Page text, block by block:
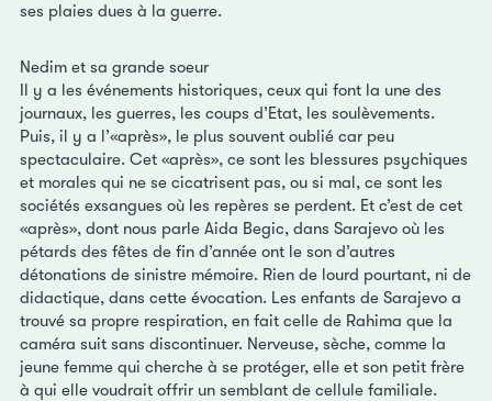
ses plaies dues à la guerre.
Nedim et sa grande soeur
Il y a les événements historiques, ceux qui font la une des
journaux, les guerres, les coups d’Etat, les soulèvements.
Puis, il y a l’«après», le plus souvent oublié car peu
spectaculaire. Cet «après», ce sont les blessures psychiques
et morales qui ne se cicatrisent pas, ou si mal, ce sont les
sociétés exsangues où les repères se perdent. Et c’est de cet
«après», dont nous parle Aida Begic, dans Sarajevo où les
pétards des fêtes de fin d’année ont le son d’autres
détonations de sinistre mémoire. Rien de lourd pourtant, ni de
didactique, dans cette évocation. Les enfants de Sarajevo a
trouvé sa propre respiration, en fait celle de Rahima que la
caméra suit sans discontinuer. Nerveuse, sèche, comme la
jeune femme qui cherche à se protéger, elle et son petit frère
à qui elle voudrait offrir un semblant de cellule familiale.